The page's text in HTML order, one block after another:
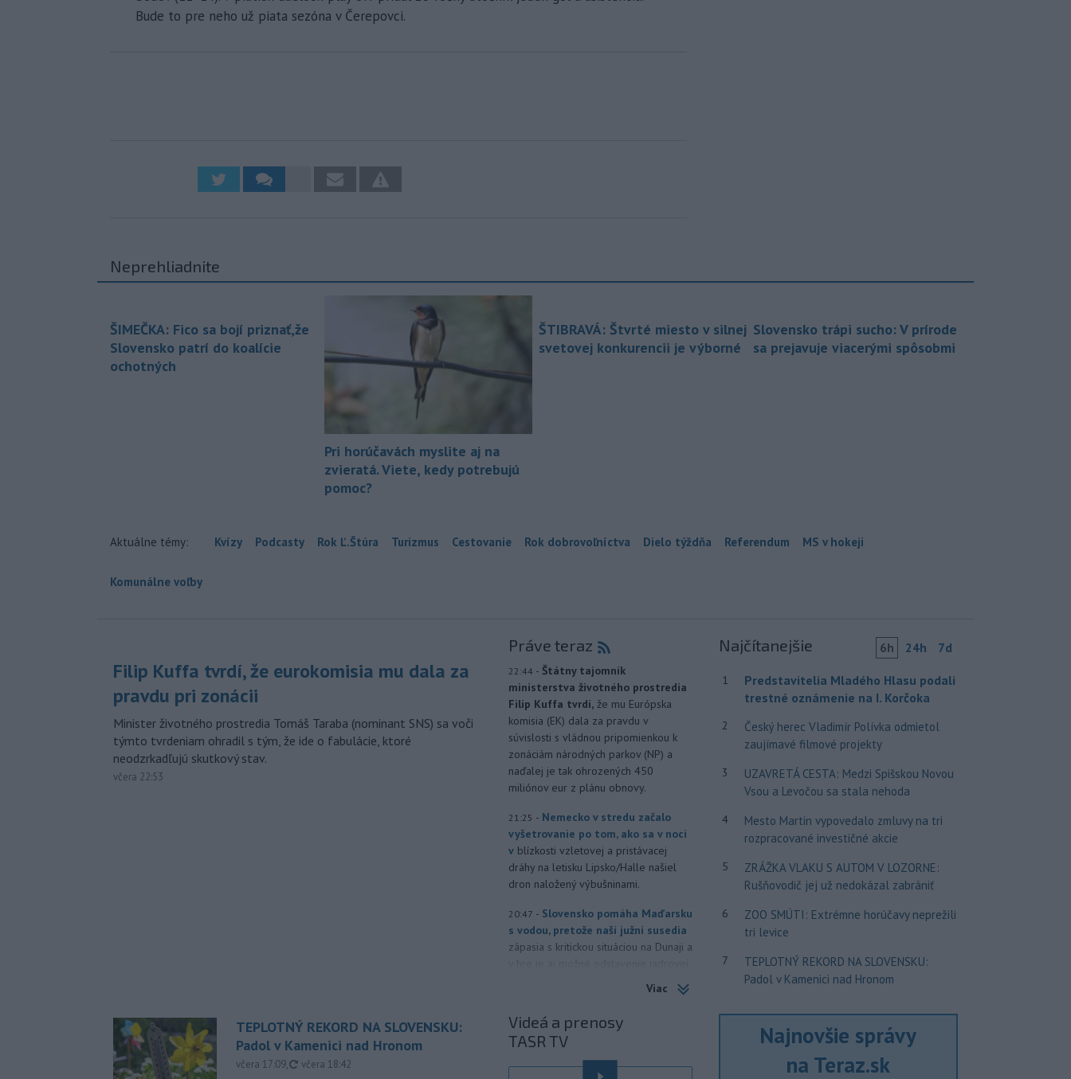
Bude to pre neho už piata sezóna v Čerepovci.
Neprehliadnite
ŠIMEČKA: Fico sa bojí priznať,že
Slovensko patrí do koalície
ochotných
Pri horúčavách myslite aj na
zvieratá. Viete, kedy potrebujú
pomoc?
ŠTIBRAVÁ: Štvrté miesto v silnej
svetovej konkurencii je výborné
Slovensko trápi sucho: V prírode
sa prejavuje viacerými spôsobmi
Aktuálne témy: Kvízy Podcasty Rok Ľ.Štúra Turizmus Cestovanie Rok dobrovoľníctva Dielo týždňa Referendum MS v hokeji
Komunálne voľby
Filip Kuffa tvrdí, že eurokomisia mu dala za
pravdu pri zonácii
Minister životného prostredia Tomáš Taraba (nominant SNS) sa voči
týmto tvrdeniam ohradil s tým, že ide o fabulácie, ktoré
neodzrkadľujú skutkový stav.
včera 22:53
TEPLOTNÝ REKORD NA SLOVENSKU:
Padol v Kamenici nad Hronom
včera 17:09, aktualizované
včera 18:42
Práve teraz
22:44 - Štátny tajomník
ministerstva životného prostredia
Filip Kuffa tvrdí, že mu Európska
komisia (EK) dala za pravdu v
súvislosti s vládnou pripomienkou k
zonáciám národných parkov (NP) a
naďalej je tak ohrozených 450
miliónov eur z plánu obnovy.
21:25 - Nemecko v stredu začalo
vyšetrovanie po tom, ako sa v noci
v blízkosti vzletovej a pristávacej
dráhy na letisku Lipsko/Halle našiel
dron naložený výbušninami.
20:47 - Slovensko pomáha Maďarsku
s vodou, pretože naši južní susedia
zápasia s kritickou situáciou na Dunaji a
objavila ďalší podzemný tunel,
ktorý mal
slúžiť na nelegálne
prevádzanie migrantov z Bieloruska
Viac
Videá a prenosy
TASR TV
Najčítanejšie 6h 24h 7d
1
Predstavitelia Mladého Hlasu podali
trestné oznámenie na I. Korčoka
2
Český herec Vladimír Polívka odmietol
zaujímavé filmové projekty
3
UZAVRETÁ CESTA: Medzi Spišskou Novou
Vsou a Levočou sa stala nehoda
4
Mesto Martin vypovedalo zmluvy na tri
rozpracované investičné akcie
5
ZRÁŽKA VLAKU S AUTOM V LOZORNE:
Rušňovodič jej už nedokázal zabrániť
6
ZOO SMÚTI: Extrémne horúčavy neprežili
tri levice
7
TEPLOTNÝ REKORD NA SLOVENSKU:
Padol v Kamenici nad Hronom
Najnovšie správy
na Teraz.sk